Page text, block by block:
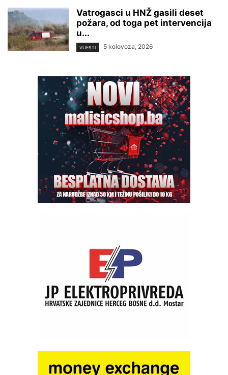
Vatrogasci u HNŽ gasili deset
požara, od toga pet intervencija
u...
VIJESTI 5 kolovoza, 2026